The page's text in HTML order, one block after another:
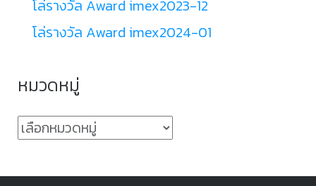
โล่รางวัล Award imex2023-12
โล่รางวัล Award imex2024-01
หมวดหมู่
หมวด